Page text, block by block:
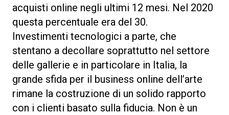
acquisti online negli ultimi 12 mesi. Nel 2020
questa percentuale era del 30.
Investimenti tecnologici a parte, che
stentano a decollare soprattutto nel settore
delle gallerie e in particolare in Italia, la
grande sfida per il business online dell’arte
rimane la costruzione di un solido rapporto
con i clienti basato sulla fiducia. Non è un